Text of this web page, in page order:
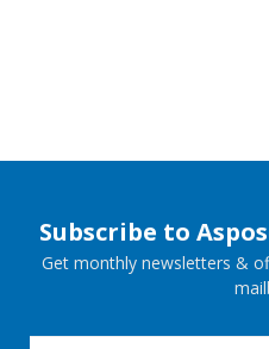
Subscribe to
Get monthly newsletters &